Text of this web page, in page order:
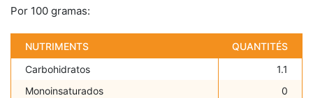
Por 100 gramas:
NUTRIMENTS
QUANTITÉS
Carbohidratos
1.1
Monoinsaturados
0